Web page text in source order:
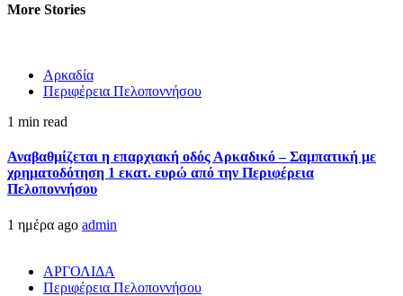
More Stories
Αρκαδία
Περιφέρεια Πελοποννήσου
1 min read
Αναβαθμίζεται η επαρχιακή οδός Αρκαδικό – Σαμπατική με
χρηματοδότηση 1 εκατ. ευρώ από την Περιφέρεια
Πελοποννήσου
1 ημέρα ago admin
ΑΡΓΟΛΙΔΑ
Περιφέρεια Πελοποννήσου